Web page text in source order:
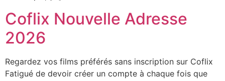
Coflix Nouvelle Adresse
2026
Regardez vos films préférés sans inscription sur Coflix
Fatigué de devoir créer un compte à chaque fois que